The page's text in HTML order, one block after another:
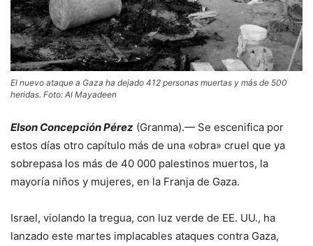
El nuevo ataque a Gaza ha dejado 412 personas muertas y más de 500
heridas. Foto: Al Mayadeen
Elson Concepción Pérez (Granma).— Se escenifica por
estos días otro capítulo más de una «obra» cruel que ya
sobrepasa los más de 40 000 palestinos muertos, la
mayoría niños y mujeres, en la Franja de Gaza.
Israel, violando la tregua, con luz verde de EE. UU., ha
lanzado este martes implacables ataques contra Gaza,